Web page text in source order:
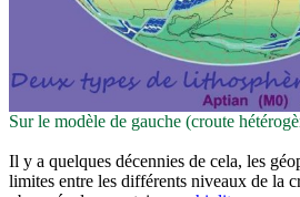
Sur le modèle de gauche (croute
Il y a quelques décennies de cela, les
limites entre les différents niveaux de la